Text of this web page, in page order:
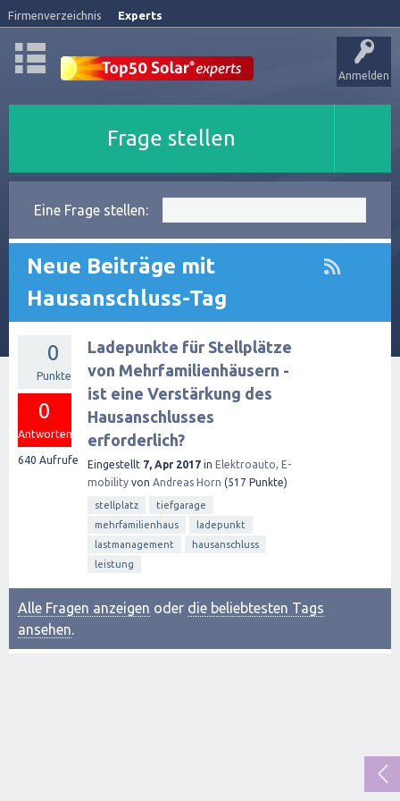
Firmenverzeichnis Experts
Anmelden
Frage stellen
Eine Frage stellen:
Neue Beiträge mit
Hausanschluss-Tag
0
Punkte
0
Antworten
640 Aufrufe
Ladepunkte für Stellplätze
von Mehrfamilienhäusern -
ist eine Verstärkung des
Hausanschlusses
erforderlich?
Eingestellt 7, Apr 2017 in Elektroauto, E-
mobility von Andreas Horn (517 Punkte)
stellplatz
tiefgarage
mehrfamilienhaus
ladepunkt
lastmanagement
hausanschluss
leistung
Alle Fragen anzeigen oder die beliebtesten Tags
ansehen.